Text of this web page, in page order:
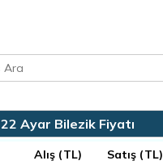
22 Ayar Bilezik Fiyatı
Alış (TL) Satış (TL)